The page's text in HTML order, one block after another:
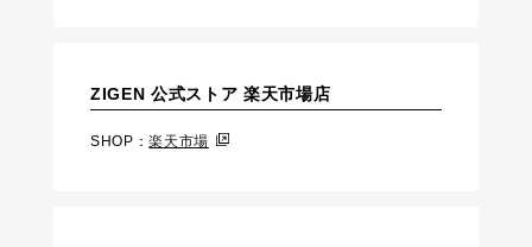
ZIGEN 公式ストア 楽天市場店
SHOP：楽天市場